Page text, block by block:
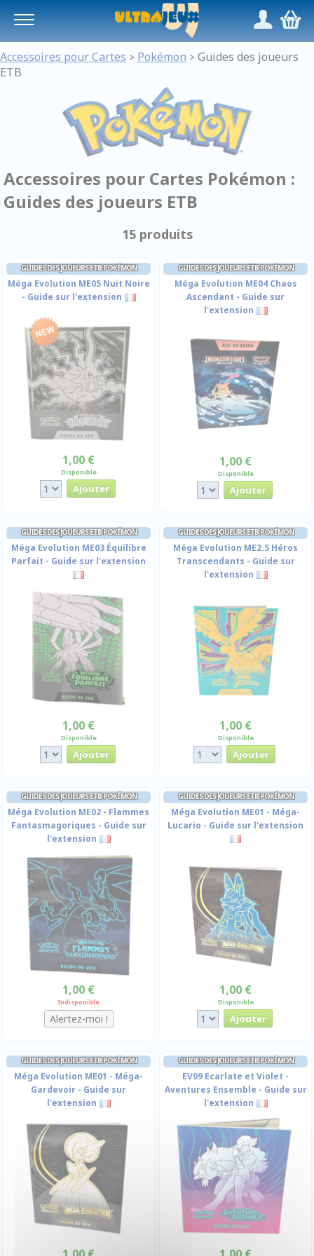
/,
Accessoires pour Cartes > Pokémon > Guides des joueurs
ETB
Accessoires pour Cartes Pokémon :
Guides des joueurs ETB
15 produits
GUIDES DES JOUEURS ETB POKÉMON
Méga Evolution ME05 Nuit Noire
- Guide sur l'extension
1,00 €
Disponible
GUIDES DES JOUEURS ETB POKÉMON
Méga Evolution ME04 Chaos
Ascendant - Guide sur
l'extension
1,00 €
Disponible
GUIDES DES JOUEURS ETB POKÉMON
Méga Evolution ME03 Équilibre
Parfait - Guide sur l'extension
1,00 €
Disponible
GUIDES DES JOUEURS ETB POKÉMON
Méga Evolution ME2.5 Héros
Transcendants - Guide sur
l'extension
1,00 €
Disponible
GUIDES DES JOUEURS ETB POKÉMON
Méga Evolution ME02 - Flammes
Fantasmagoriques - Guide sur
l'extension
1,00 €
Indisponible
GUIDES DES JOUEURS ETB POKÉMON
Méga Evolution ME01 - Méga-
Lucario - Guide sur l'extension
1,00 €
Disponible
GUIDES DES JOUEURS ETB POKÉMON
Méga Evolution ME01 - Méga-
Gardevoir - Guide sur
l'extension
GUIDES DES JOUEURS ETB POKÉMON
EV09 Ecarlate et Violet -
Aventures Ensemble - Guide sur
l'extension